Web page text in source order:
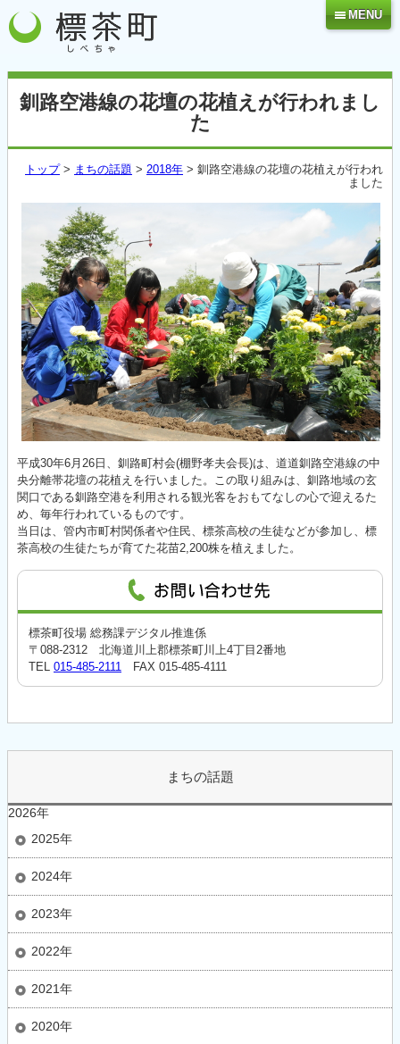
MENU
釧路空港線の花壇の花植えが行われまし
た
トップ> まちの話題 > 2018年 > 釧路空港線の花壇の花植えが行われ
ました
平成30年6月26日、釧路町村会(棚野孝夫会長)は、道道釧路空港線の中
央分離帯花壇の花植えを行いました。この取り組みは、釧路地域の玄
関口である釧路空港を利用される観光客をおもてなしの心で迎えるた
め、毎年行われているものです。
当日は、管内市町村関係者や住民、標茶高校の生徒などが参加し、標
茶高校の生徒たちが育てた花苗2,200株を植えました。
標茶町役場 総務課デジタル推進係
〒088-2312 北海道川上郡標茶町川上4丁目2番地
TEL 015-485-2111 FAX 015-485-4111
まちの話題
2026年
2025年
2024年
2023年
2022年
2021年
2020年